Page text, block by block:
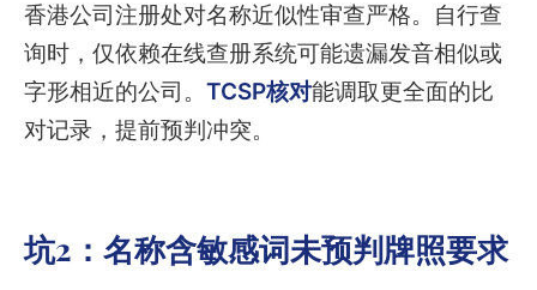
香港公司注册处对名称近似性审查严格。自行查
询时，仅依赖在线查册系统可能遗漏发音相似或
字形相近的公司。 TCSP核对能调取更全面的比
对记录，提前预判冲突。
坑2：名称含敏感词未预判牌照要求